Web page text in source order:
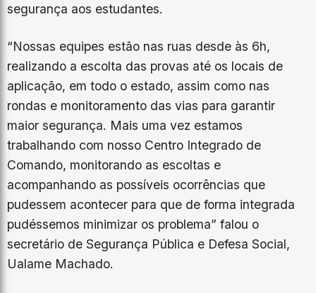
segurança aos estudantes.
“Nossas equipes estão nas ruas desde às 6h,
realizando a escolta das provas até os locais de
aplicação, em todo o estado, assim como nas
rondas e monitoramento das vias para garantir
maior segurança. Mais uma vez estamos
trabalhando com nosso Centro Integrado de
Comando, monitorando as escoltas e
acompanhando as possíveis ocorrências que
pudessem acontecer para que de forma integrada
pudéssemos minimizar os problema” falou o
secretário de Segurança Pública e Defesa Social,
Ualame Machado.